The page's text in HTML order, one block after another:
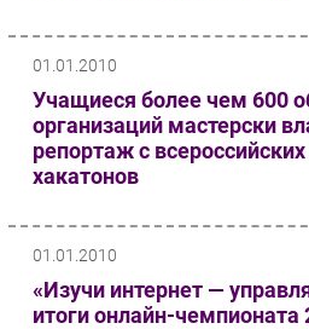
01.01.2010
Учащиеся более чем 600
организаций мастерски
репортаж с
хакатонов
01.01.2010
«Изучи интернет —
итоги онлайн-чемпионата